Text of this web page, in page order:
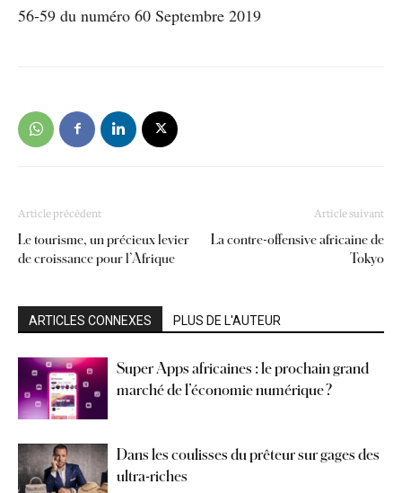
56-59 du numéro 60 Septembre 2019
Article précédent
Le tourisme, un précieux levier
de croissance pour l’Afrique
Article suivant
La contre-offensive africaine de
Tokyo
ARTICLES CONNEXES PLUS DE L'AUTEUR
Super Apps africaines : le prochain grand
marché de l’économie numérique ?
Dans les coulisses du prêteur sur gages des
ultra-riches